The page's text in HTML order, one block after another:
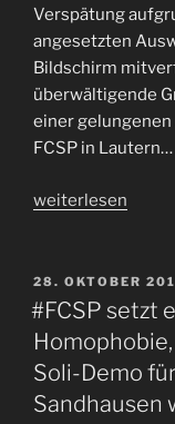
Verspätung
angesetzten
Bildschirm
überwältigende
einer
FCSP in Lautern…
„Massendemo
–
und
zum
#FCSP
ein
Schweigen
weiterlesen
AM
28. OKTOBER
#FCSP setzt
Soli-Demo
Sandhausen